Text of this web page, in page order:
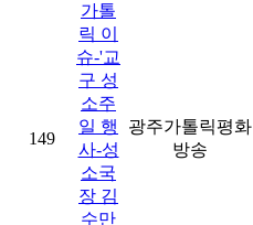
149
가톨
릭 이
슈-'교
구 성
소주
일 행
사-성
소국
장 김
수만
광주가톨릭평화
방송